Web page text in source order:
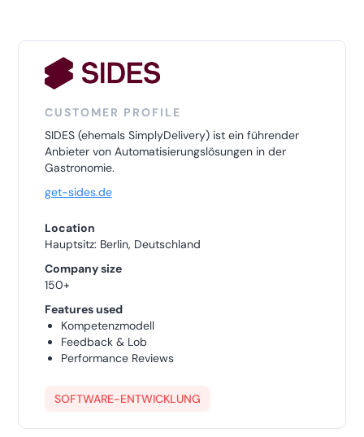
CUSTOMER PROFILE
SIDES (ehemals SimplyDelivery) ist ein führender
Anbieter von Automatisierungslösungen in der
Gastronomie.
get-sides.de
Location
Hauptsitz: Berlin, Deutschland
Company size
150+
Features used
Kompetenzmodell
Feedback & Lob
Performance Reviews
SOFTWARE-ENTWICKLUNG